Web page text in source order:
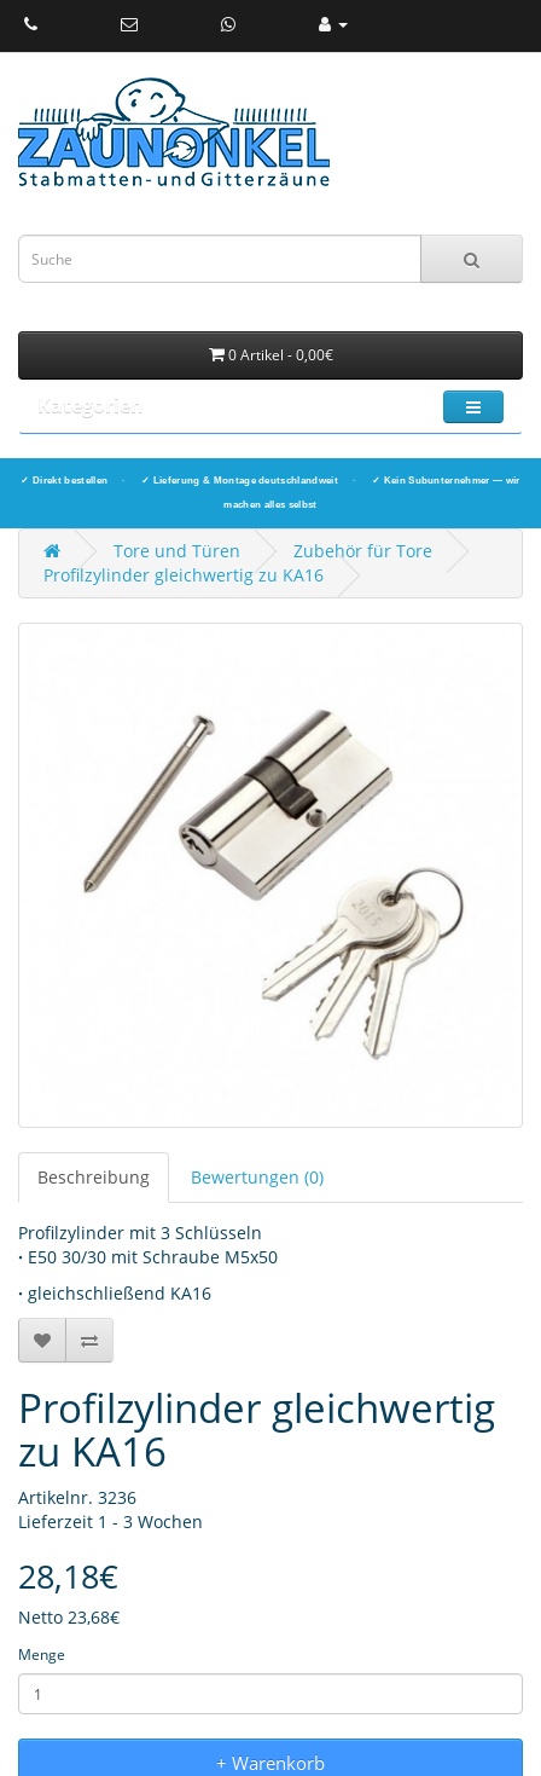
0 Artikel - 0,00€
Kategorien
✓ Direkt bestellen · ✓ Lieferung & Montage deutschlandweit · ✓ Kein Subunternehmer — wir
machen alles selbst
Tore und Türen
Zubehör für Tore
Profilzylinder gleichwertig zu KA16
Beschreibung Bewertungen (0)
Profilzylinder mit 3 Schlüsseln
· E50 30/30 mit Schraube M5x50
· gleichschließend KA16
Profilzylinder gleichwertig
zu KA16
Artikelnr. 3236
Lieferzeit 1 - 3 Wochen
28,18€
Netto 23,68€
Menge
+ Warenkorb